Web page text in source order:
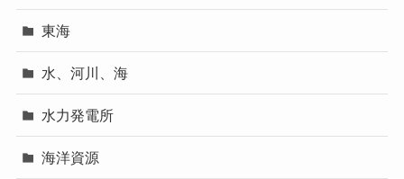
東海
水、河川、海
水力発電所
海洋資源